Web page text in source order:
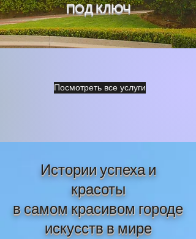
ПОД КЛЮЧ
Посмотреть все услуги
Истории успеха и
красоты
в самом красивом городе
искусств в мире